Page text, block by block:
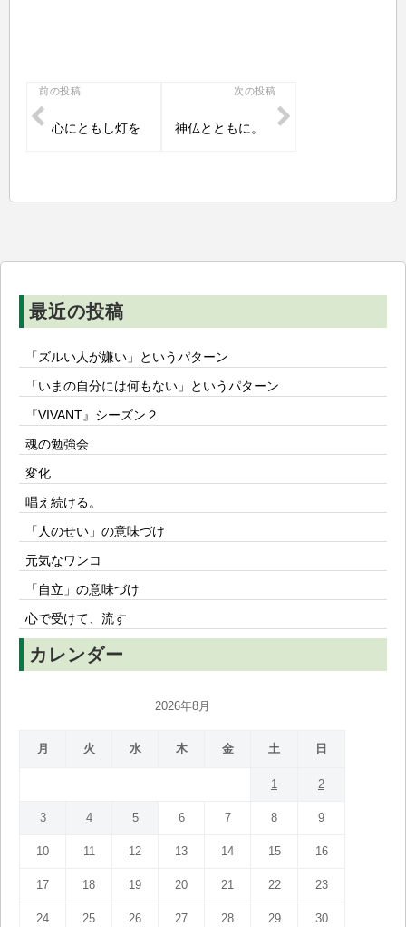
投
稿
ン
前の投稿
心にともし灯を
次の投稿
神仏とともに。
最近の投稿
「ズルい人が嫌い」というパターン
「いまの自分には何もない」というパターン
『VIVANT』シーズン２
魂の勉強会
変化
唱え続ける。
「人のせい」の意味づけ
元気なワンコ
「自立」の意味づけ
心で受けて、流す
カレンダー
2026年8月
月 火 水 木 金 土 日
1 2
3 4 5 6 7 8 9
10 11 12 13 14 15 16
17 18 19 20 21 22 23
24 25 26 27 28 29 30